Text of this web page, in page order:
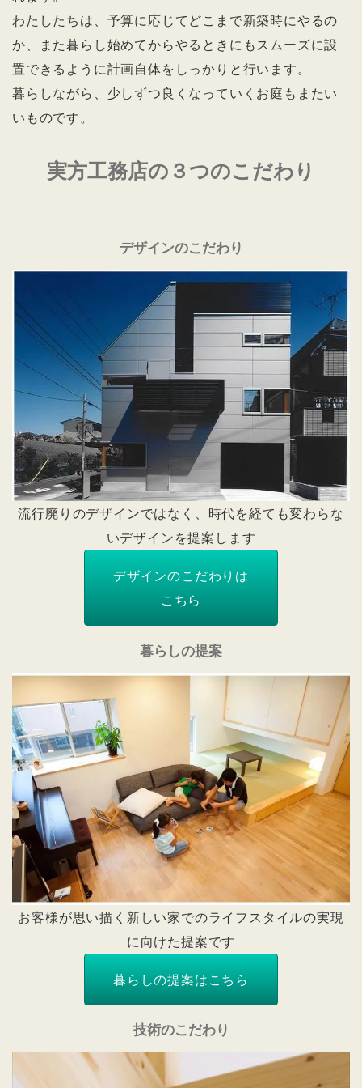
わたしたちは、予算に応じてどこまで新築時にやるの
か、また暮らし始めてからやるときにもスムーズに設
置できるように計画自体をしっかりと行います。
暮らしながら、少しずつ良くなっていくお庭もまたい
いものです。
実方工務店の３つのこだわり
デザインのこだわり
流行廃りのデザインではなく、時代を経ても変わらな
いデザインを提案します
デザインのこだわりは
こちら
暮らしの提案
お客様が思い描く新しい家でのライフスタイルの実現
に向けた提案です
暮らしの提案はこちら
技術のこだわり